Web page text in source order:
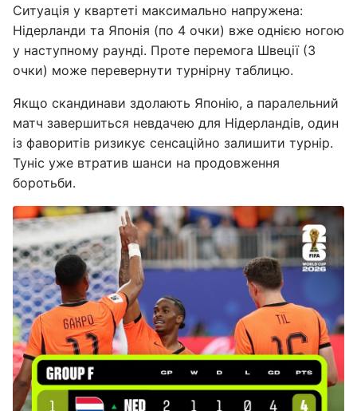
Ситуація у квартеті максимально напружена:
Нідерланди та Японія (по 4 очки) вже однією ногою
у наступному раунді. Проте перемога Швеції (3
очки) може перевернути турнірну таблицю.
Якщо скандинави здолають Японію, а паралельний
матч завершиться невдачею для Нідерландів, один
із фаворитів ризикує сенсаційно залишити турнір.
Туніс уже втратив шанси на продовження
боротьби.